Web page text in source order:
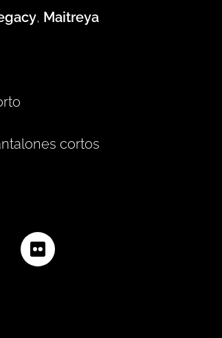
, Maitreya
cortos
Flickr